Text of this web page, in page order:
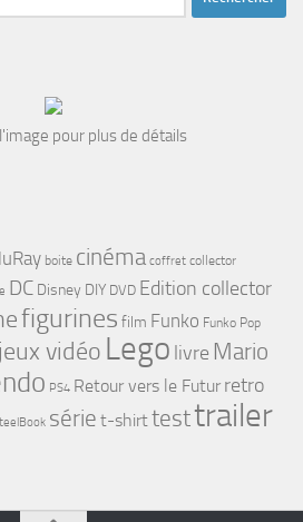
pour plus de détails
boite cinéma coffret collector
DC Disney DIY DVD Edition collector
figurines film Funko Funko Pop
jeux vidéo Lego livre Mario
PS4 Retour vers le Futur retro
série t-shirttesttrailer